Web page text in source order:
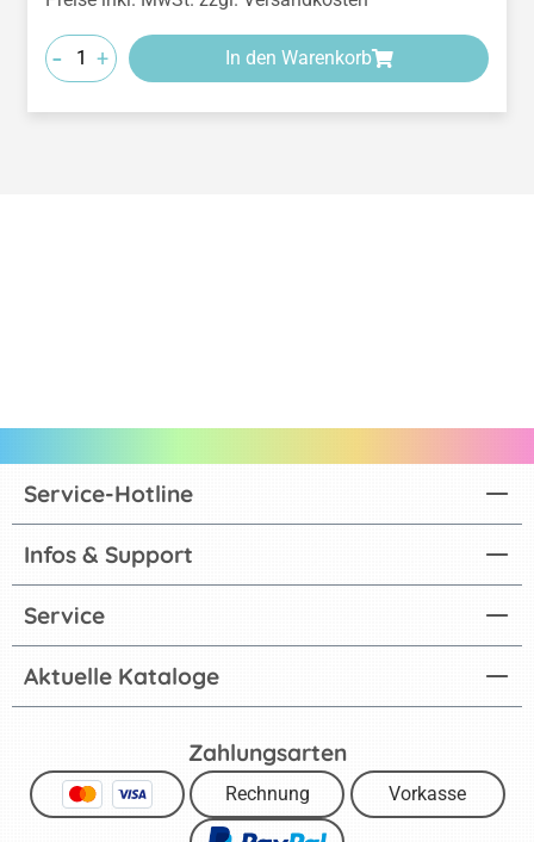
- + In den Warenkorb
Aktuelle Kataloge
Service-Hotline
Infos & Support
Service
Zahlungsarten
Rechnung Vorkasse